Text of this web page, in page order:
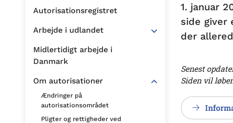
Autorisationsregistret
Arbejde i udlandet
Midlertidigt arbejde i
Danmark
Om autorisationer
Ændringer på
autorisationsområdet
Pligter og rettigheder ved
1. januar
side giver
der
Senest
Siden vil